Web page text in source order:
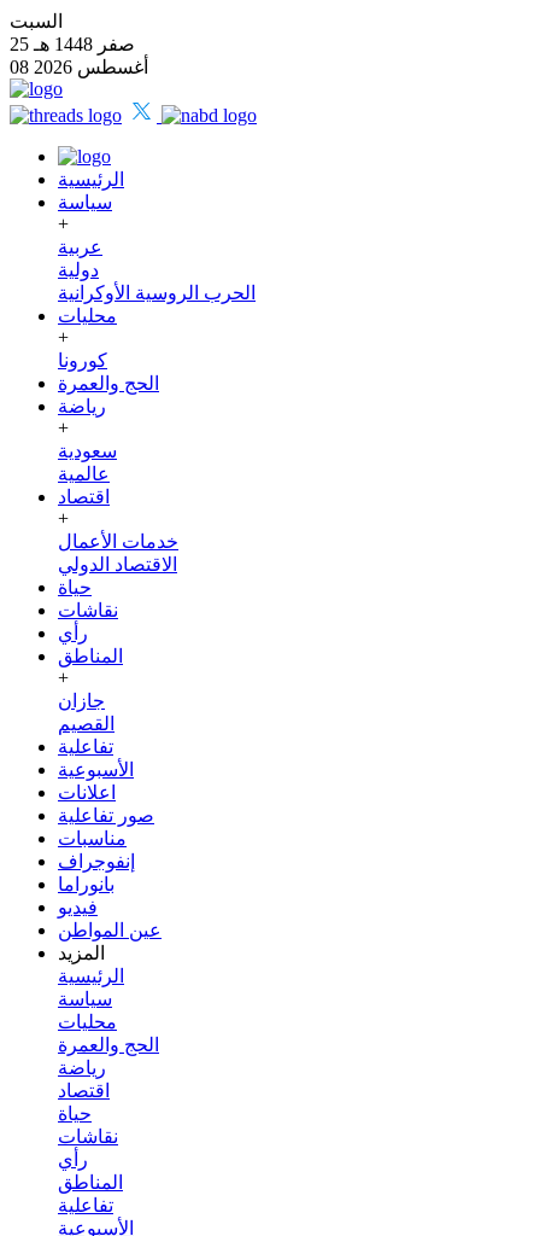
السبت
25 صفر 1448 هـ
08 أغسطس 2026
الرئيسية
سياسة
+
عربية
دولية
الحرب الروسية الأوكرانية
محليات
+
كورونا
الحج والعمرة
رياضة
+
سعودية
عالمية
اقتصاد
+
خدمات الأعمال
الاقتصاد الدولي
حياة
نقاشات
رأي
المناطق
+
جازان
القصيم
تفاعلية
الأسبوعية
اعلانات
صور تفاعلية
مناسبات
إنفوجراف
بانوراما
فيديو
عين المواطن
المزيد
الرئيسية
سياسة
محليات
الحج والعمرة
رياضة
اقتصاد
حياة
نقاشات
رأي
المناطق
تفاعلية
الأسبوعية